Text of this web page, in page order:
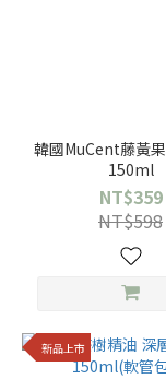
韓國MuCent藤黃
150ml
NT$359
NT$598
新品上市